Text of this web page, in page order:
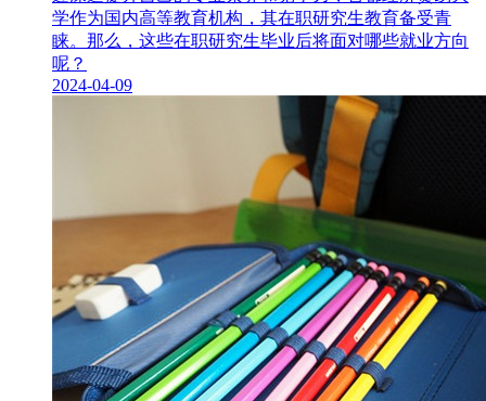
学作为国内高等教育机构，其在职研究生​教育备受青
睐。那么，这些在职研究生毕业后将面对哪些就业方向
呢？
2024-04-09